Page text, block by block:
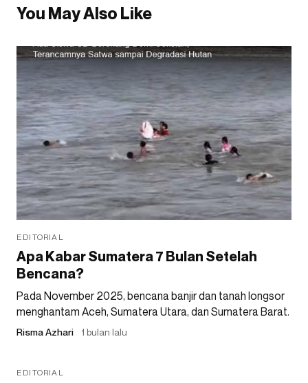
You May Also Like
EDITORIAL
Apa Kabar Sumatera 7 Bulan Setelah
Bencana?
Pada November 2025, bencana banjir dan tanah longsor
menghantam Aceh, Sumatera Utara, dan Sumatera Barat.
Risma Azhari 1 bulan lalu
EDITORIAL